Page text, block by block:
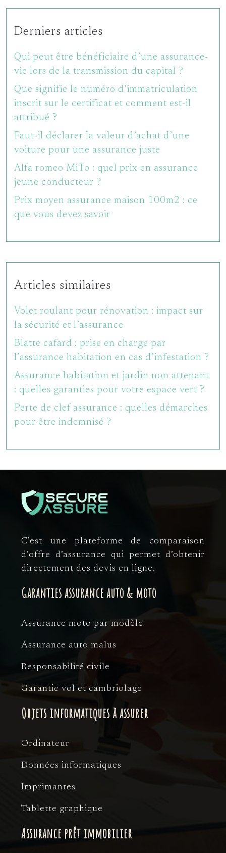
Derniers articles
Qui peut être bénéficiaire d’une assurance-
vie lors de la transmission du capital ?
Que signifie le numéro d’immatriculation
inscrit sur le certificat et comment est-il
attribué ?
Faut-il déclarer la valeur d’achat d’une
voiture pour une assurance juste
Alfa romeo MiTo : quel prix en assurance
jeune conducteur ?
Prix moyen assurance maison 100m2 : ce
que vous devez savoir
Articles similaires
Volet roulant pour rénovation : impact sur
la sécurité et l’assurance
Blatte cafard : prise en charge par
l’assurance habitation en cas d’infestation ?
Assurance habitation et jardin non attenant
: quelles garanties pour votre espace vert ?
Perte de clef assurance : quelles démarches
pour être indemnisé ?
C’est une plateforme de comparaison
d’offre d’assurance qui permet d’obtenir
directement des devis en ligne.
Garanties assurance auto & moto
Assurance moto par modèle
Assurance auto malus
Responsabilité civile
Garantie vol et cambriolage
Objets informatiques à assurer
Ordinateur
Données informatiques
Imprimantes
Tablette graphique
Assurance prêt immobilier